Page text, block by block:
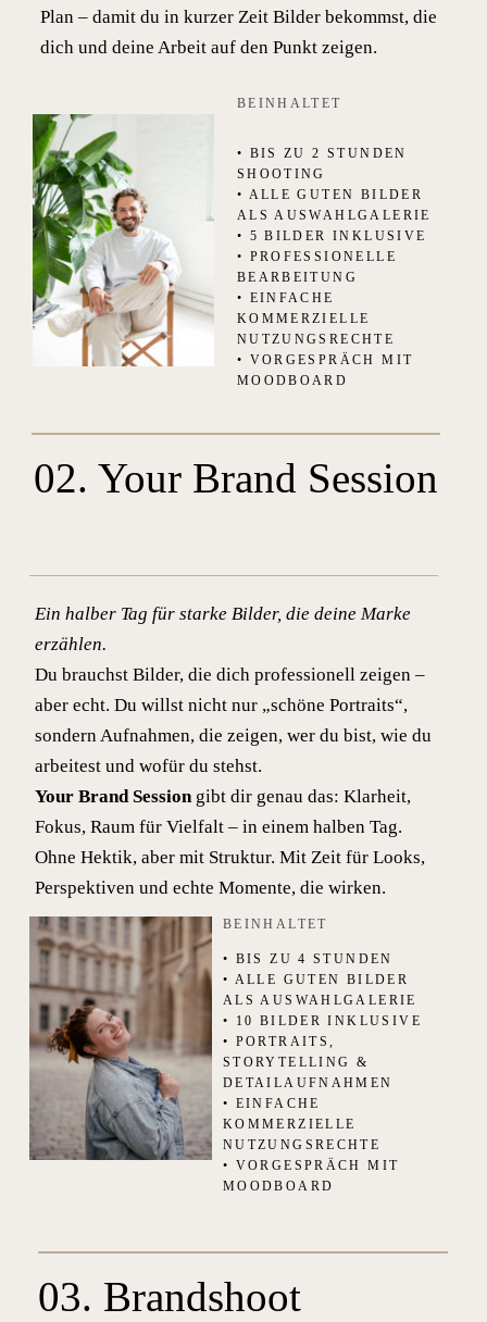
BEINHALTET
• BIS ZU 2 STUNDEN
SHOOTING
• ALLE GUTEN BILDER
ALS AUSWAHLGALERIE
• 5 BILDER INKLUSIVE
• PROFESSIONELLE
BEARBEITUNG
• EINFACHE
KOMMERZIELLE
NUTZUNGSRECHTE
• VORGESPRÄCH MIT
MOODBOARD
Plan – damit du in kurzer Zeit Bilder bekommst, die
dich und deine Arbeit auf den Punkt zeigen.
02. Your Brand Session
BEINHALTET
Ein halber Tag für starke Bilder, die deine Marke
erzählen.
Du brauchst Bilder, die dich professionell zeigen –
aber echt. Du willst nicht nur „schöne Portraits“,
sondern Aufnahmen, die zeigen, wer du bist, wie du
arbeitest und wofür du stehst.
Your Brand Session gibt dir genau das: Klarheit,
Fokus, Raum für Vielfalt – in einem halben Tag.
Ohne Hektik, aber mit Struktur. Mit Zeit für Looks,
Perspektiven und echte Momente, die wirken.
• BIS ZU 4 STUNDEN
• ALLE GUTEN BILDER
ALS AUSWAHLGALERIE
• 10 BILDER INKLUSIVE
• PORTRAITS,
STORYTELLING &
DETAILAUFNAHMEN
• EINFACHE
KOMMERZIELLE
NUTZUNGSRECHTE
• VORGESPRÄCH MIT
MOODBOARD
03. Brandshoot